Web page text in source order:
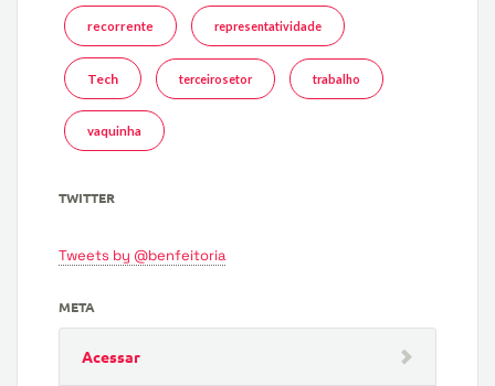
recorrente representatividade
Tech terceirosetor trabalho
vaquinha
TWITTER
Tweets by @benfeitoria
META
Acessar